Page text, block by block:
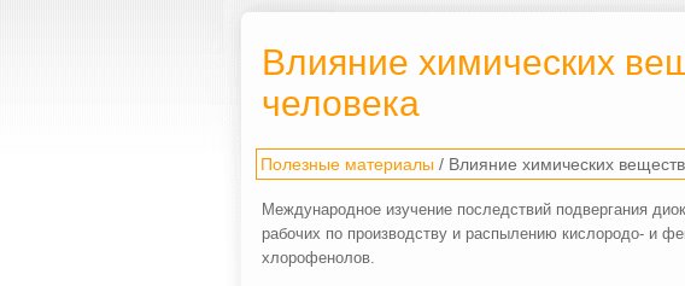
Влияние химических
человека
Полезные материалы / Влияние химических
Международное изучение последствий подвергания
рабочих по производству и распылению кислородо- и
хлорофенолов.